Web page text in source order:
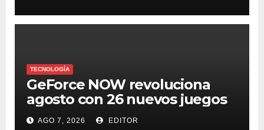
TECNOLOGÍA
GeForce NOW revoluciona
agosto con 26 nuevos juegos
AGO 7, 2026 EDITOR